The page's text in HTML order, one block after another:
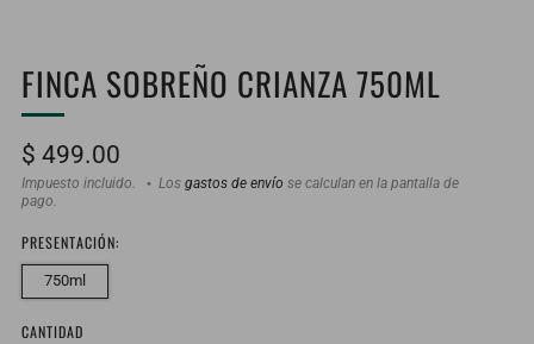
FINCA SOBREÑO CRIANZA 750ML
Precio
habitual
$ 499.00
Impuesto incluido. Los gastos de envío se calculan en la pantalla de
pago.
PRESENTACIÓN:
750ml
CANTIDAD